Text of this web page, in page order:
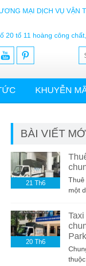
MẠI DỊCH VỤ VẬN
20 tổ 11 hoàng công
KHUYỄN
BÀI VIẾT
21 Th6
một
20 Th6